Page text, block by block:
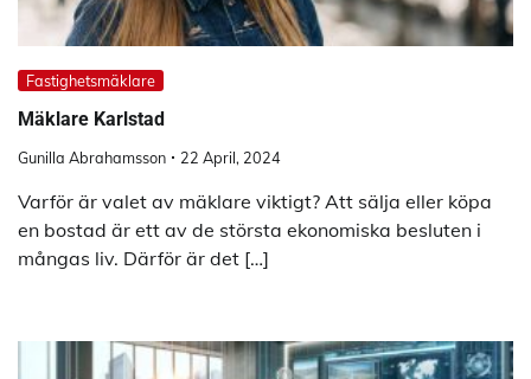
Fastighetsmäklare
Mäklare Karlstad
Gunilla Abrahamsson 22 April, 2024
Varför är valet av mäklare viktigt? Att sälja eller köpa
en bostad är ett av de största ekonomiska besluten i
mångas liv. Därför är det […]